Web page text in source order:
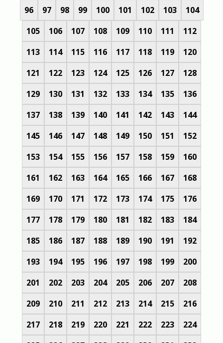
96
97 98 99 100 101 102 103
104
105
106 107 108 109 110 111
112
113
114 115 116 117 118 119
120
121
122 123 124 125 126 127
128
129
130 131 132 133 134 135
136
137
138 139 140 141 142 143
144
145
146 147 148 149 150 151
152
153
154 155 156 157 158 159
160
161
162 163 164 165 166 167
168
169
170 171 172 173 174 175
176
177
178 179 180 181 182 183
184
185
186 187 188 189 190 191
192
193
194 195 196 197 198 199
200
201
202 203 204 205 206 207
208
209
210 211 212 213 214 215
216
217
218 219 220 221 222 223
224